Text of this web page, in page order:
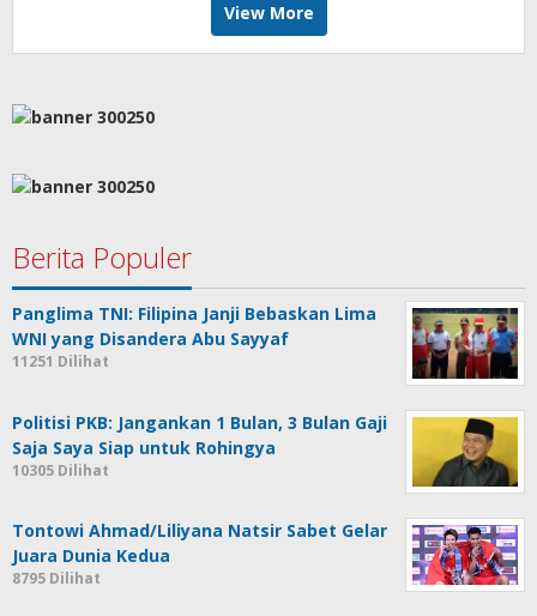
View More
Berita Populer
Panglima TNI: Filipina Janji Bebaskan Lima
WNI yang Disandera Abu Sayyaf
11251 Dilihat
Politisi PKB: Jangankan 1 Bulan, 3 Bulan Gaji
Saja Saya Siap untuk Rohingya
10305 Dilihat
Tontowi Ahmad/Liliyana Natsir Sabet Gelar
Juara Dunia Kedua
8795 Dilihat